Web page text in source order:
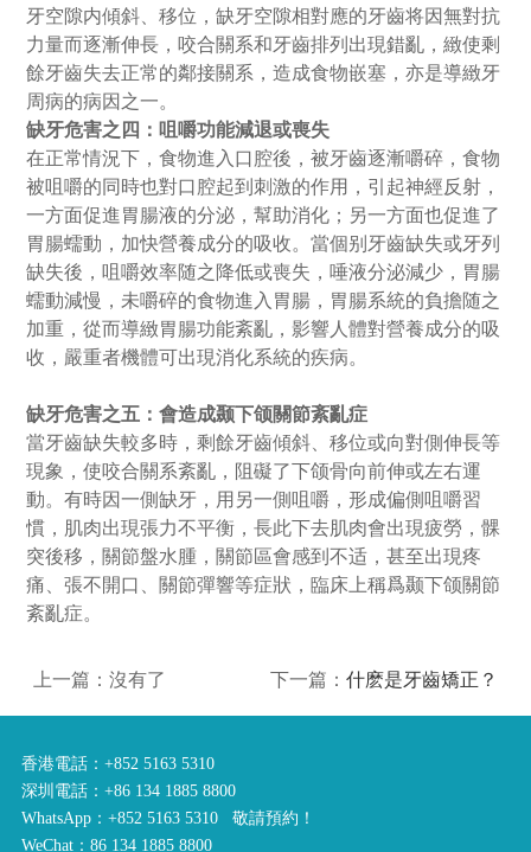
牙空隙内傾斜、移位，缺牙空隙相對應的牙齒将因無對抗
力量而逐漸伸長，咬合關系和牙齒排列出現錯亂，緻使剩
餘牙齒失去正常的鄰接關系，造成食物嵌塞，亦是導緻牙
周病的病因之一。
缺牙危害之四：咀嚼功能減退或喪失
在正常情況下，食物進入口腔後，被牙齒逐漸嚼碎，食物
被咀嚼的同時也對口腔起到刺激的作用，引起神經反射，
一方面促進胃腸液的分泌，幫助消化；另一方面也促進了
胃腸蠕動，加快營養成分的吸收。當個别牙齒缺失或牙列
缺失後，咀嚼效率随之降低或喪失，唾液分泌減少，胃腸
蠕動減慢，未嚼碎的食物進入胃腸，胃腸系統的負擔随之
加重，從而導緻胃腸功能紊亂，影響人體對營養成分的吸
收，嚴重者機體可出現消化系統的疾病。
缺牙危害之五：會造成颞下颌關節紊亂症
當牙齒缺失較多時，剩餘牙齒傾斜、移位或向對側伸長等
現象，使咬合關系紊亂，阻礙了下颌骨向前伸或左右運
動。有時因一側缺牙，用另一側咀嚼，形成偏側咀嚼習
慣，肌肉出現張力不平衡，長此下去肌肉會出現疲勞，髁
突後移，關節盤水腫，關節區會感到不适，甚至出現疼
痛、張不開口、關節彈響等症狀，臨床上稱爲颞下颌關節
紊亂症。
上一篇：沒有了 下一篇： 什麽是牙齒矯正？
香港電話：+852 5163 5310
深圳電話：+86 134 1885 8800
WhatsApp：+852 5163 5310 敬請預約！
WeChat：86 134 1885 8800